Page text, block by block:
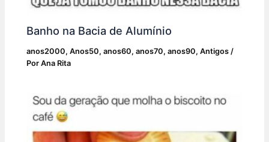
Banho na Bacia de Alumínio
anos2000,Anos50,anos60,anos70,anos90,Antigos /
PorAna Rita